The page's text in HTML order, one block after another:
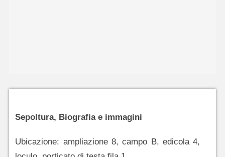
Sepoltura, Biografia e immagini
Ubicazione: ampliazione 8, campo B, edicola 4,